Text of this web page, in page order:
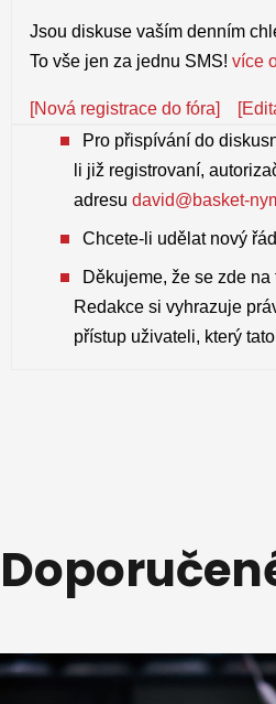
Jsou diskuse vaším denním
To vše jen za jednu SMS! více
[Nová registrace do fóra]
Pro přispívání do
li již registrovaní,
adresu david@basket-
Chcete-li udělat nový
Děkujeme, že se zde
Redakce si vyhrazuje
přístup uživateli, který